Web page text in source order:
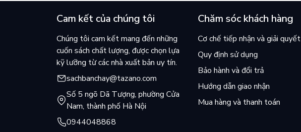
Cam kết của chúng tôi
Chúng tôi cam kết mang đến những
cuốn sách chất lượng, được chọn lựa
kỹ lưỡng từ các nhà xuất bản uy tín.
sachbanchay@tazano.com
Số 5 ngõ Dã Tượng, phường Cửa
Nam, thành phố Hà Nội
0944048868
Chăm sóc khách hàng
Cơ chế tiếp nhận và giải quyết
Quy định sử dụng
Bảo hành và đổi trả
Hướng dẫn giao nhận
Mua hàng và thanh toán